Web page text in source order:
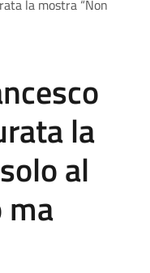
la mostra “Non
la
al
ma